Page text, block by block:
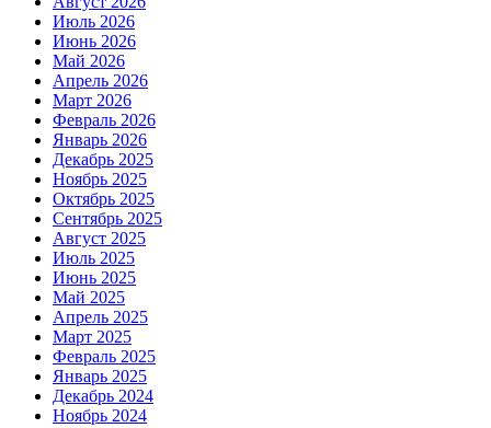
Июль 2026
Июнь 2026
Май 2026
Апрель 2026
Март 2026
Февраль 2026
Январь 2026
Декабрь 2025
Ноябрь 2025
Октябрь 2025
Сентябрь 2025
Август 2025
Июль 2025
Июнь 2025
Май 2025
Апрель 2025
Март 2025
Февраль 2025
Январь 2025
Декабрь 2024
Ноябрь 2024